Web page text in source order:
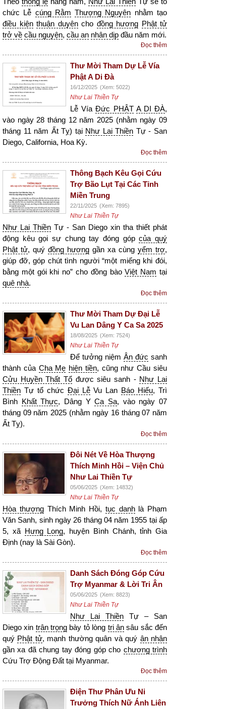
chức Lễ cúng Rằm Thượng Nguyên nhằm tạo
điều kiện thuận duyêncho đồng hương Phật tử
trở về cầu nguyện, cầu an nhân dịp đầu năm mới.
Đọc thêm
Thư Mời Tham Dự Lễ Vía
Phật A Di Đà
16/12/2025 (Xem: 5022)
Như Lai Thiền Tự
Lễ VíaĐức PHẬT A DI ĐÀ,
vào ngày 28 tháng 12 năm 2025 (nhằm ngày 09
tháng 11 năm Ất Tỵ) tại Như Lai Thiền Tự - San
Diego, California, Hoa Kỳ.
Đọc thêm
Thông Bạch Kêu Gọi Cứu
Trợ Bão Lụt Tại Các Tỉnh
Miền Trung
22/11/2025 (Xem: 7895)
Như Lai Thiền Tự
Như Lai Thiền Tự - San Diego xin tha thiết phát
động kêu gọi sự chung tay đóng gópcủa quý
Phật tử, quý đồng hương gần xa cùng yểm trợ,
giúp đỡ, góp chút tình người “một miếng khi đói,
bằng một gói khi no” cho đồng bàoViệt Nam tại
quê nhà.
Đọc thêm
Thư Mời Tham Dự Đại Lễ
Vu Lan Dâng Y Ca Sa 2025
18/08/2025 (Xem: 7524)
Như Lai Thiền Tự
Để tưởng niệm Ân đức sanh
thành của Cha Mẹ hiện tiền, cũng như Cầu siêu
Cửu Huyền Thất Tổ được siêu sanh - Như Lai
Thiền Tự tổ chức Đại LễVu Lan Báo Hiếu, Trì
Bình Khất Thực, Dâng YCa Sa, vào ngày 07
tháng 09 năm 2025 (nhằm ngày 16 tháng 07 năm
Ất Tỵ).
Đọc thêm
Đôi Nét Về Hòa Thượng
Thích Minh Hồi – Viện Chủ
Như Lai Thiền Tự
05/06/2025 (Xem: 14832)
Như Lai Thiền Tự
Hòa thượngThích Minh Hồi, tục danhlà Phạm
Văn Sanh, sinh ngày 26 tháng 04 năm 1955 tại ấp
5, xã Hưng Long, huyện Bình Chánh, tỉnh Gia
Định (nay là Sài Gòn).
Đọc thêm
Danh Sách Đóng Góp Cứu
Trợ Myanmar & Lời Tri Ân
05/06/2025 (Xem: 8823)
Như Lai Thiền Tự
Như Lai Thiền Tự – San
Diego xin trân trọng bày tỏ lòng tri ânsâu sắc đến
quý Phật tử, mạnh thường quân và quý ân nhân
gần xa đã chung tay đóng góp cho chương trình
Cứu Trợ Động Đất tại Myanmar.
Đọc thêm
Điện Thư Phân Ưu Ni
Trưởng Thích Nữ Ánh Liên